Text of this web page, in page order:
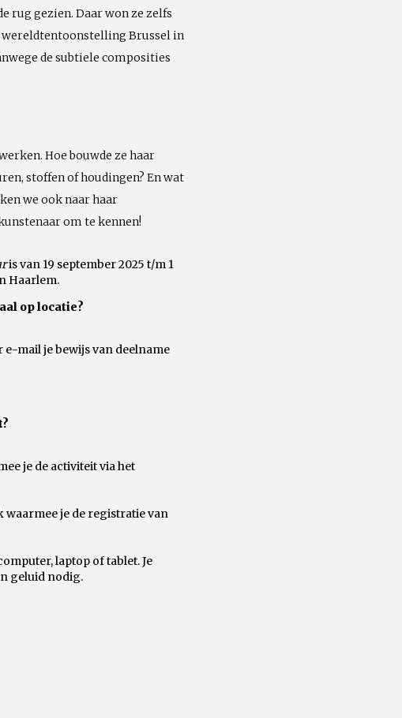
rug gezien. Daar won ze zelfs
wereldtentoonstelling Brussel in
de subtiele composities
Hoe bouwde ze haar
stoffen of houdingen? En wat
we ook naar haar
om te kennen!
is van 19 september 2025 t/m 1
Haarlem.
op locatie?
mail je bewijs van deelname
je de activiteit via het
je de registratie van
laptop of tablet. Je
geluid nodig.